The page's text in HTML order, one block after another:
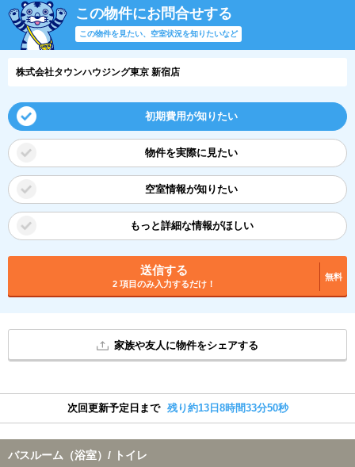
この物件にお問合せする
この物件を見たい、空室状況を知りたいなど
株式会社タウンハウジング東京 新宿店
初期費用が知りたい
物件を実際に見たい
空室情報が知りたい
もっと詳細な情報がほしい
送信する
2 項目のみ入力するだけ！
無料
家族や友人に物件をシェアする
次回更新予定日まで 残り約13日8時間33分49秒
バスルーム（浴室）/ トイレ